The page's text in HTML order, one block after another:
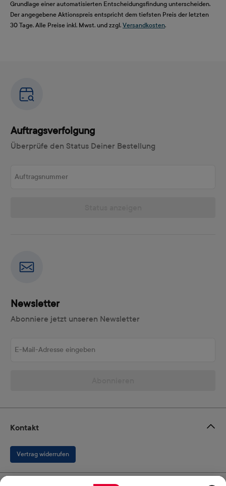
Grundlage einer automatisierten Entscheidungsfindung unterscheiden.
Der angegebene Aktionspreis entspricht dem tiefsten Preis der letzten
30 Tage. Alle Preise inkl. Mwst. und zzgl. Versandkosten.
Auftragsverfolgung
Überprüfe den Status Deiner Bestellung
Newsletter
Abonniere jetzt unseren Newsletter
Kontakt
Vertrag widerrufen